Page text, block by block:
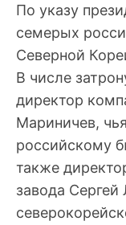
По указу
семерых
Северной
В числе
директор
Мариничев,
российскому
также
завода Сергей